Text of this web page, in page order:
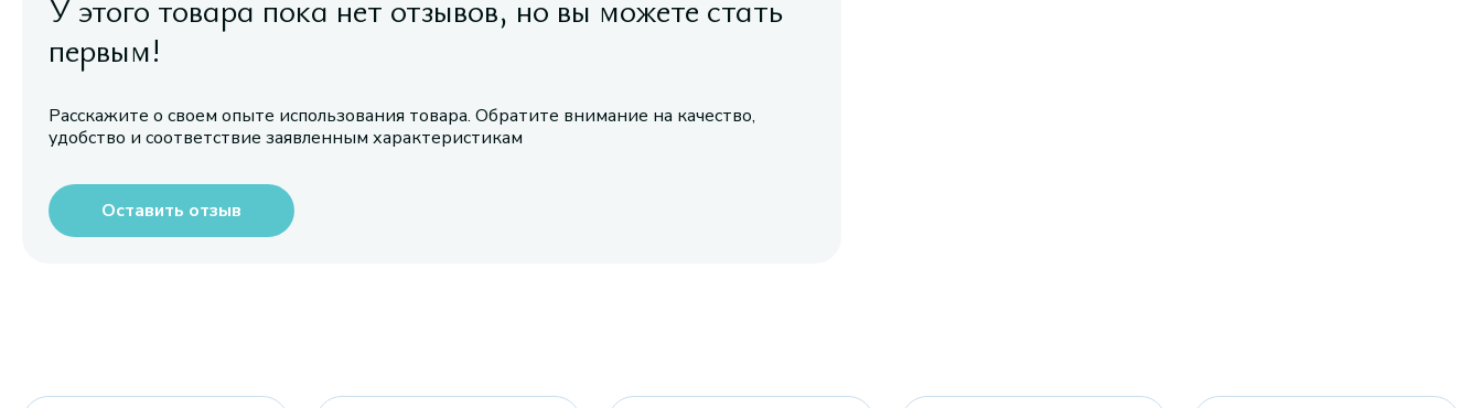
У этого товара пока нет отзывов, но вы можете стать
первым!
Расскажите о своем опыте использования товара. Обратите внимание на качество,
удобство и соответствие заявленным характеристикам
Оставить отзыв